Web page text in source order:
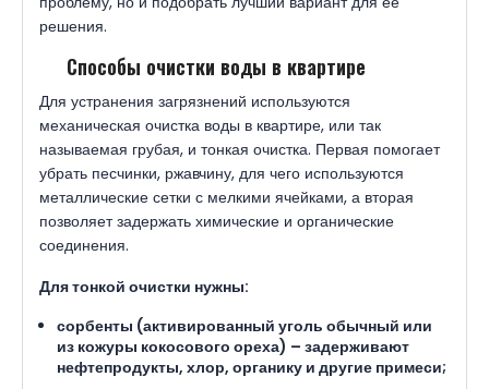
решения.
Способы очистки воды в квартире
Для устранения загрязнений используются
механическая очистка воды в квартире, или так
называемая грубая, и тонкая очистка. Первая помогает
убрать песчинки, ржавчину, для чего используются
металлические сетки с мелкими ячейками, а вторая
позволяет задержать химические и органические
соединения.
Для тонкой очистки нужны:
сорбенты (активированный уголь обычный или
из кожуры кокосового ореха) – задерживают
нефтепродукты, хлор, органику и другие примеси;